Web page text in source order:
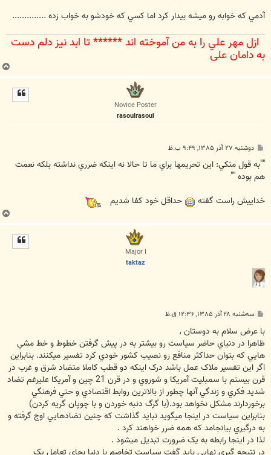
آدمي كه خوابه رو ميشه بيدار كرد اما كسي كه خودشو به خواب زده ..............
ازل مهر علي را به من آموخته اند ****** تا ابد نيز دلم دست
به دامان علي‌
ب
ا
Novice Poster
rasoulrasoul
پ
ت
دوشنبه ۲۷ آذر ۱۳۸۵, ۹:۴۹ ب.ظ
""به قول متکي: اين تحريمها براي ما تا حالا نه اينکه ضرري نداشته بلکه نعمت
هم بوده ""
خداییش راست گفته
حداقل خود کفا شدیم
ب
ا
Major I
taktaz
پ
ت
سه‌شنبه ۲۸ آذر ۱۳۸۵, ۱۲:۳۶ ق.ظ
با عرض سلام به دوستان ,
ظاهرا در دنياي حاضر سياست رو بيشتر به در پيش گرفتن خطوط و خط مشي
هايي که بتوان حداکثر منافع رو نصيب کشور خودي کرد تفسير ميکنند. بنابراين
اگر اين تفسير ملاک عمل باشد درک اينکه دو قطب کاملا متضاد شرق و غرب در
قرن بيستم با سمبليت آمريکا و شوروي و در قرن 21 چين و آمريکا عليرغم تضاد
شديد فکري و زندگي آنها چطور از بالاترين روابط اقتصادي و حتي فرهنگي
برخوردارند مشکل نخواهد بود.(با گرگ دنبه خوردن و با چوپان گريه کردن)
بنابراين سياست در اينجا ميگويد نبايد گذاشت که چنين تضادهايي اوج گرفته و
به درگيري بيانجامد که همه ضرر خواهند کرد .
لذا در اينجا رابطه به يک ضرورت تبديل ميشود .